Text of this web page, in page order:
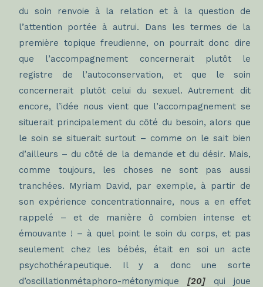
du soin renvoie à la relation et à la question de
l’attention portée à autrui. Dans les termes de la
première topique freudienne, on pourrait donc dire
que l’accompagnement concernerait plutôt le
registre de l’autoconservation, et que le soin
concernerait plutôt celui du sexuel. Autrement dit
encore, l’idée nous vient que l’accompagnement se
situerait principalement du côté du besoin, alors que
le soin se situerait surtout – comme on le sait bien
d’ailleurs – du côté de la demande et du désir. Mais,
comme toujours, les choses ne sont pas aussi
tranchées. Myriam David, par exemple, à partir de
son expérience concentrationnaire, nous a en effet
rappelé – et de manière ô combien intense et
émouvante ! – à quel point le soin du corps, et pas
seulement chez les bébés, était en soi un acte
psychothérapeutique. Il y a donc une sorte
d’oscillationmétaphoro-métonymique[20] qui joue